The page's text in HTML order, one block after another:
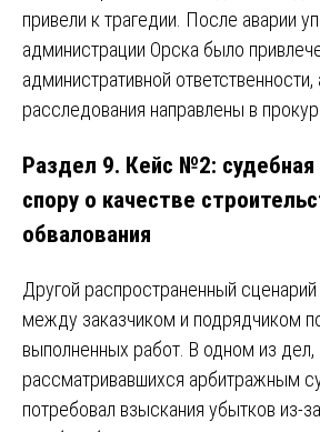
привели к трагедии. После аварии
администрации Орска было
административной
расследования направлены в
Раздел 9. Кейс №2: судебная
спору о качестве
обвалования
Другой распространенный
между заказчиком и подрядчиком
выполненных работ. В одном из дел,
рассматривавшихся арбитражным
потребовал взыскания убытков из-